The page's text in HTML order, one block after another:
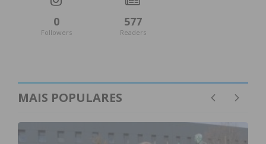
0
Followers
577
Readers
MAIS POPULARES